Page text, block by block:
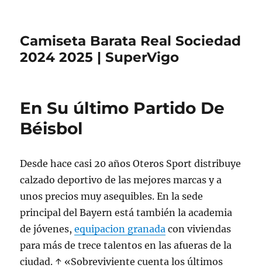
Camiseta Barata Real Sociedad
2024 2025 | SuperVigo
En Su último Partido De
Béisbol
Desde hace casi 20 años Oteros Sport distribuye
calzado deportivo de las mejores marcas y a
unos precios muy asequibles. En la sede
principal del Bayern está también la academia
de jóvenes,equipacion granada con viviendas
para más de trece talentos en las afueras de la
ciudad. ↑ «Sobreviviente cuenta los últimos